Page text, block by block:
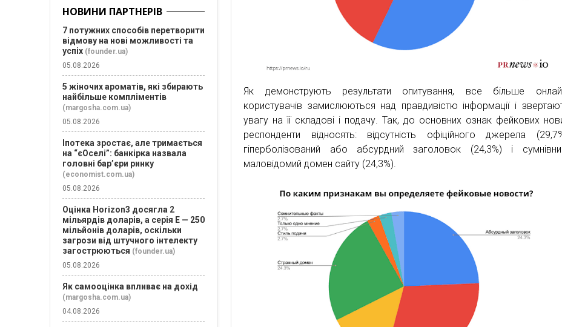
Як демонструють результати опитування, все більше
користувачів замислюються над правдивістю інформації і
увагу на її складові і подачу. Так, до основних ознак фейкових
респонденти відносять: відсутність офіційного джерела
гіперболізований або абсурдний заголовок (24,3%) і
маловідомий домен сайту (24,3%).
НОВИНИ ПАРТНЕРІВ
7 потужних способів перетворити
відмову на нові можливості та
успіх (founder.ua)
05.08.2026
5 жіночих ароматів, які збирають
найбільше компліментів
(margosha.com.ua)
05.08.2026
Іпотека зростає, але тримається
на “єОселі”: банкірка назвала
головні бар’єри ринку
(economist.com.ua)
05.08.2026
Оцінка Horizon3 досягла 2
мільярдів доларів, а серія E — 250
мільйонів доларів, оскільки
загрози від штучного інтелекту
загострюються (founder.ua)
05.08.2026
Як самооцінка впливає на дохід
(margosha.com.ua)
04.08.2026